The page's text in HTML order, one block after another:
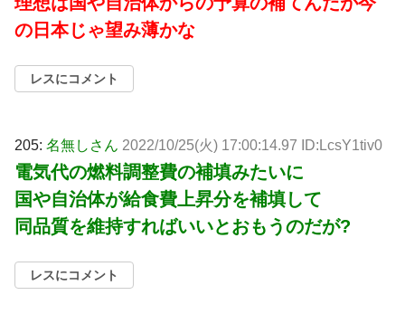
の日本じゃ望み薄かな
レスにコメント
205: 名無しさん 2022/10/25(火) 17:00:14.97 ID:LcsY1tiv0
電気代の燃料調整費の補填みたいに
国や自治体が給食費上昇分を補填して
同品質を維持すればいいとおもうのだが?
レスにコメント